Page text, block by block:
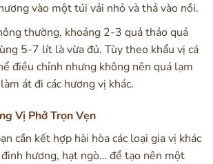
vào một túi vải nhỏ và thả vào nồi.
thường, khoảng 2-3 quả thảo quả
5-7 lít là vừa đủ. Tùy theo khẩu vị cá
điều chỉnh nhưng không nên quá lạm
át đi các hương vị khác.
Vị Phở Trọn Vẹn
cần kết hợp hài hòa các loại gia vị khác
hương, hạt ngò… để tạo nên một